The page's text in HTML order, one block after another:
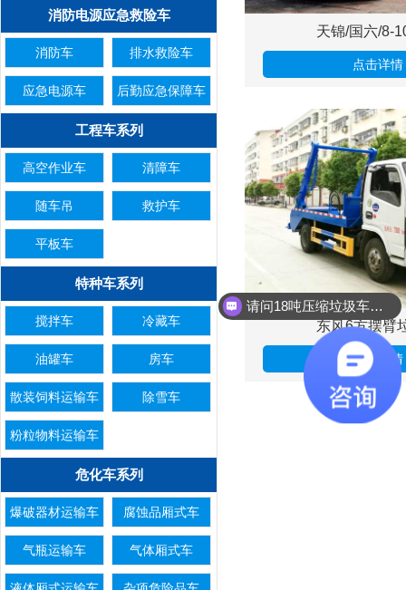
消防电源应急救险车
消防车 排水救险车
应急电源车 后勤应急保障车
工程车系列
高空作业车 清障车
随车吊 救护车
平板车
特种车系列
搅拌车 冷藏车
油罐车 房车
散装饲料运输车 除雪车
粉粒物料运输车
危化车系列
爆破器材运输车 腐蚀品厢式车
气瓶运输车 气体厢式车
天锦/国六/8-
点击详情
东风6方摆臂
点击详情
请问18吨压缩垃圾车有现车吗
可以提供车辆配置资料及报价给我吗